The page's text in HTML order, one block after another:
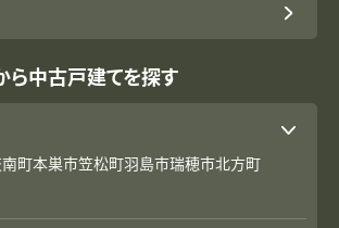
中古戸建てを探す
町本巣市笠松町羽島市瑞穂市北方町